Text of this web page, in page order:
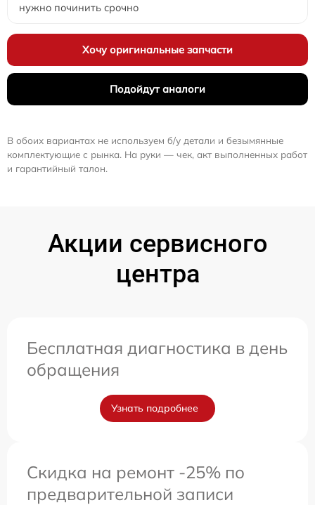
нужно починить срочно
Хочу оригинальные запчасти
Подойдут аналоги
В обоих вариантах не используем б/у детали и безымянные
комплектующие с рынка. На руки — чек, акт выполненных работ
и гарантийный талон.
Акции сервисного
центра
Бесплатная диагностика в день
обращения
Узнать подробнее
Скидка на ремонт -25% по
предварительной записи